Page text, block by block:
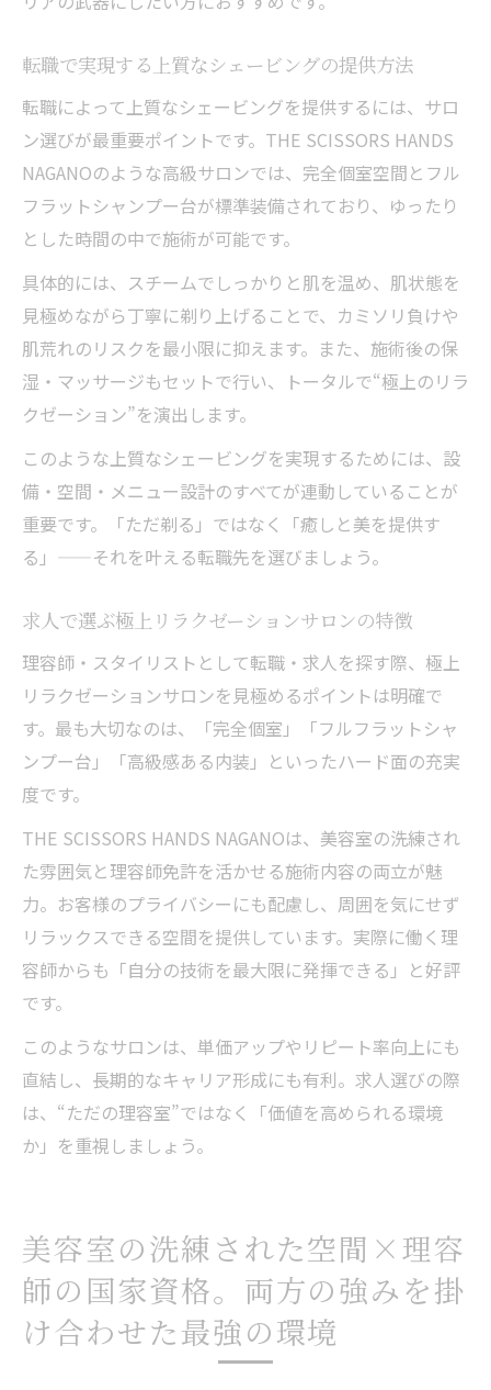
転職で実現する上質なシェービングの提供方法
転職によって上質なシェービングを提供するには、サロ
ン選びが最重要ポイントです。THE SCISSORS HANDS
NAGANOのような高級サロンでは、完全個室空間とフル
フラットシャンプー台が標準装備されており、ゆったり
とした時間の中で施術が可能です。
具体的には、スチームでしっかりと肌を温め、肌状態を
見極めながら丁寧に剃り上げることで、カミソリ負けや
肌荒れのリスクを最小限に抑えます。また、施術後の保
湿・マッサージもセットで行い、トータルで“極上のリラ
クゼーション”を演出します。
このような上質なシェービングを実現するためには、設
備・空間・メニュー設計のすべてが連動していることが
重要です。「ただ剃る」ではなく「癒しと美を提供す
る」——それを叶える転職先を選びましょう。
求人で選ぶ極上リラクゼーションサロンの特徴
理容師・スタイリストとして転職・求人を探す際、極上
リラクゼーションサロンを見極めるポイントは明確で
す。最も大切なのは、「完全個室」「フルフラットシャ
ンプー台」「高級感ある内装」といったハード面の充実
度です。
THE SCISSORS HANDS NAGANOは、美容室の洗練され
た雰囲気と理容師免許を活かせる施術内容の両立が魅
力。お客様のプライバシーにも配慮し、周囲を気にせず
リラックスできる空間を提供しています。実際に働く理
容師からも「自分の技術を最大限に発揮できる」と好評
です。
このようなサロンは、単価アップやリピート率向上にも
直結し、長期的なキャリア形成にも有利。求人選びの際
は、“ただの理容室”ではなく「価値を高められる環境
か」を重視しましょう。
美容室の洗練された空間×理容
師の国家資格。両方の強みを掛
け合わせた最強の環境